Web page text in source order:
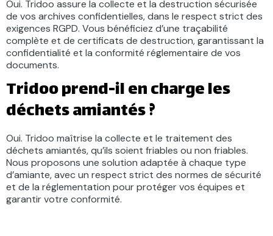
Oui. Tridoo assure la collecte et la destruction sécurisée
de vos archives confidentielles, dans le respect strict des
exigences RGPD. Vous bénéficiez d’une traçabilité
complète et de certificats de destruction, garantissant la
confidentialité et la conformité réglementaire de vos
documents.
Tridoo prend-il en charge les
déchets amiantés ?
Oui. Tridoo maîtrise la collecte et le traitement des
déchets amiantés, qu’ils soient friables ou non friables.
Nous proposons une solution adaptée à chaque type
d’amiante, avec un respect strict des normes de sécurité
et de la réglementation pour protéger vos équipes et
garantir votre conformité.